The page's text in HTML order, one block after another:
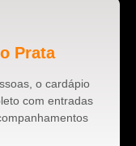
Prata
o cardápio
com entradas